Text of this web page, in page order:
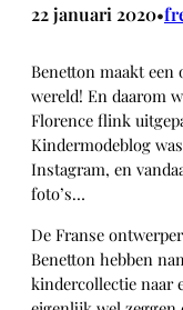
22 januari 2020•
Benetton maakt een
wereld! En daarom
Florence flink
Kindermodeblog
Instagram, en
foto’s…
De Franse
Benetton hebben
kindercollectie naar